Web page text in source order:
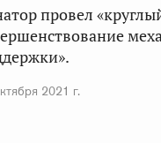
провел
2021 г.